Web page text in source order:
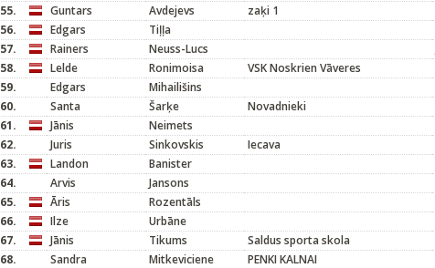
55.
Guntars Avdejevs zaķi 1
56.
Edgars Tiļļa
57.
Rainers Neuss-Lucs
58.
Lelde Ronimoisa VSK Noskrien Vāveres
59.
Edgars Mihailišins
60.
Santa Šarķe Novadnieki
61.
Jānis Neimets
62.
Juris Sinkovskis Iecava
63.
Landon Banister
64.
Arvis Jansons
65.
Āris Rozentāls
66.
Ilze Urbāne
67.
Jānis Tikums Saldus sporta skola
68.
Sandra Mitkeviciene PENKI KALNAI